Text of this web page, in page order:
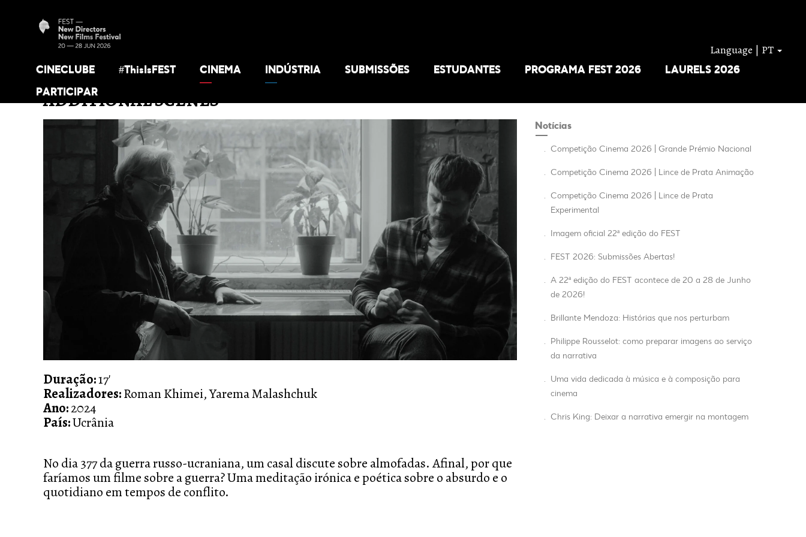
CINECLUBE #ThisIsFEST CINEMA INDÚSTRIA SUBMISSÕES ESTUDANTES PROGRAMA FEST 2026
LAURELS 2026
PARTICIPAR
Language | PT
ADDITIONAL SCENES
Duração:17'
Realizadores:Roman Khimei, Yarema Malashchuk
Ano:2024
País:Ucrânia
No dia 377 da guerra russo-ucraniana, um casal discute sobre almofadas. Afinal, por que
faríamos um filme sobre a guerra? Uma meditação irónica e poética sobre o absurdo e o
quotidiano em tempos de conflito.
Notícias
. Competição Cinema 2026 | Grande Prémio Nacional
. Competição Cinema 2026 | Lince de Prata Animação
.
Competição Cinema 2026 | Lince de Prata
Experimental
. Imagem oficial 22ª edição do FEST
. FEST 2026: Submissões Abertas!
. A 22ª edição do FEST acontece de 20 a 28 de Junho
de 2026!
. Brillante Mendoza: Histórias que nos perturbam
.
Philippe Rousselot: como preparar imagens ao serviço
da narrativa
.
Uma vida dedicada à música e à composição para
cinema
. Chris King: Deixar a narrativa emergir na montagem